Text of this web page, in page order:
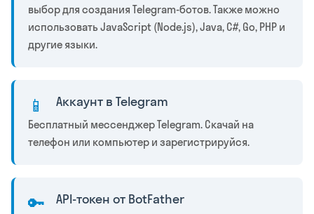
выбор для создания Telegram-ботов. Также можно
использовать JavaScript (Node.js), Java, C#, Go, PHP и
другие языки.
📱 Аккаунт в Telegram
Бесплатный мессенджер Telegram. Скачай на
телефон или компьютер и зарегистрируйся.
🔑 API-токен от BotFather